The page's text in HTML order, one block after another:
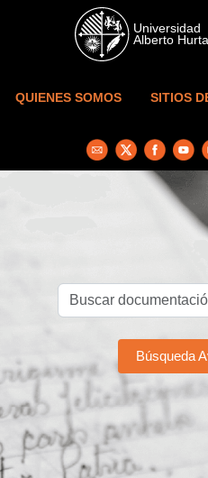
Skip to main content
QUIENES SOMOS SITIOS
Búsqueda